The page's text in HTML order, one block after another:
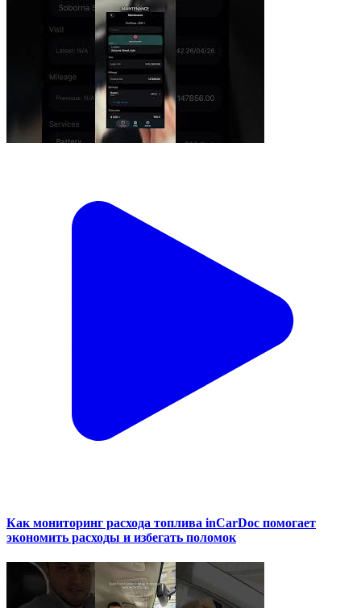
Как мониторинг расхода топлива inCarDoc помогает
экономить расходы и избегать поломок